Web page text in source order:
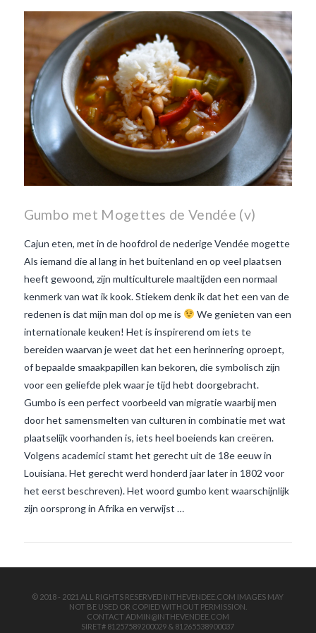
wanneer is beaujolais dag
wanneer is beaujolais
nouveau dag Wat is de dag
van Beaujolais Nouveau wat
is de traditie rond beaujolais
nouveau wat maakt
Beaujolais Nouveau zo
speciaal wat zijn tannines
witte beaujolais nouveau
Gumbo met Mogettes de Vendée (v)
Cajun eten, met in de hoofdrol de nederige Vendée mogette
Als iemand die al lang in het buitenland en op veel plaatsen
heeft gewoond, zijn multiculturele maaltijden een normaal
kenmerk van wat ik kook. Stiekem denk ik dat het een van de
redenen is dat mijn man dol op me is
We genieten van een
internationale keuken! Het is inspirerend om iets te
bereiden waarvan je weet dat het een herinnering oproept,
of bepaalde smaakpapillen kan bekoren, die symbolisch zijn
voor een geliefde plek waar je tijd hebt doorgebracht.
Gumbo is een perfect voorbeeld van migratie waarbij men
door het samensmelten van culturen in combinatie met wat
plaatselijk voorhanden is, iets heel boeiends kan creëren.
Volgens academici stamt het gerecht uit de 18e eeuw in
Louisiana. Het gerecht werd honderd jaar later in 1802 voor
het eerst beschreven). Het woord gumbo kent waarschijnlijk
zijn oorsprong in Afrika en verwijst …
© 2018 - 2021 ALL RIGHTS RESERVED INTHEVENDEE.COM IMAGES MAY
NOT BE USED OR COPIED WITHOUT PERMISSION.
CONTACT ADMIN@INTHEVENDEE.COM
SIRET# 81257589200029 & 81265538900037